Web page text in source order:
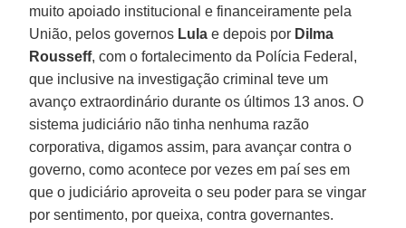
muito apoiado institucional e financeiramente pela
União, pelos governos Lula e depois por Dilma
Rousseff, com o fortalecimento da Polícia Federal,
que inclusive na investigação criminal teve um
avanço extraordinário durante os últimos 13 anos. O
sistema judiciário não tinha nenhuma razão
corporativa, digamos assim, para avançar contra o
governo, como acontece por vezes em paí ses em
que o judiciário aproveita o seu poder para se vingar
por sentimento, por queixa, contra governantes.